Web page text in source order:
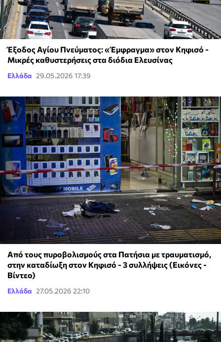
Έξοδος Αγίου Πνεύματος: «Έμφραγμα» στον Κηφισό -
Μικρές καθυστερήσεις στα διόδια Ελευσίνας
Ελλάδα 29.05.2026 17:39
Από τους πυροβολισμούς στα Πατήσια με τραυματισμό,
στην καταδίωξη στον Κηφισό - 3 συλλήψεις (Εικόνες -
Βίντεο)
Ελλάδα 27.05.2026 22:10